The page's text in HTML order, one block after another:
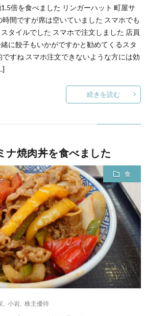
倍を食べました リンガーハット 町屋サ
間ですが席は空いていました スマホでも
タイルでした スマホで注文しました 店員
に餃子もいかがですかと勧めてくるスタ
すね スマホ注文できないような方には効
続きを読む
ナ焼肉丼を食べました
食
小岩 株主優待